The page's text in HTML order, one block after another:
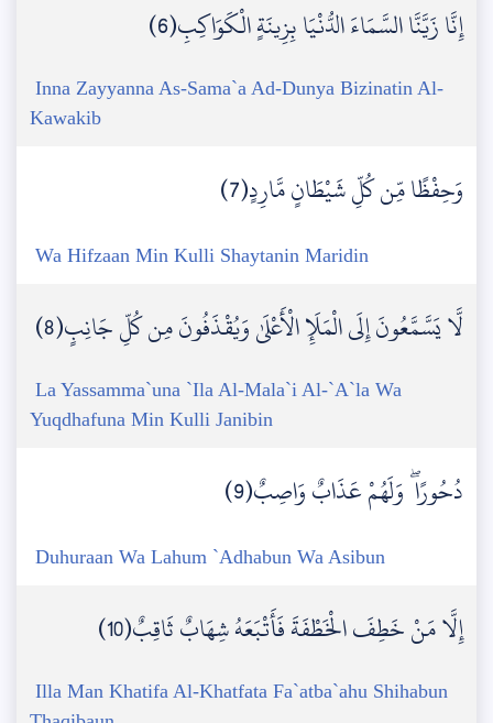
إِنَّا زَيَّنَّا السَّمَاءَ الدُّنْيَا بِزِينَةٍ الْكَوَاكِبِ(6)
Inna Zayyanna As-Sama`a Ad-Dunya Bizinatin Al-
Kawakib
وَحِفْظًا مِّن كُلِّ شَيْطَانٍ مَّارِدٍ(7)
Wa Hifzaan Min Kulli Shaytanin Maridin
لَّا يَسَّمَّعُونَ إِلَى الْمَلَإِ الْأَعْلَىٰ وَيُقْذَفُونَ مِن كُلِّ جَانِبٍ(8)
La Yassamma`una `Ila Al-Mala`i Al-`A`la Wa
Yuqdhafuna Min Kulli Janibin
دُحُورًا ۖ وَلَهُمْ عَذَابٌ وَاصِبٌ(9)
Duhuraan Wa Lahum `Adhabun Wa Asibun
إِلَّا مَنْ خَطِفَ الْخَطْفَةَ فَأَتْبَعَهُ شِهَابٌ ثَاقِبٌ(10)
Illa Man Khatifa Al-Khatfata Fa`atba`ahu Shihabun